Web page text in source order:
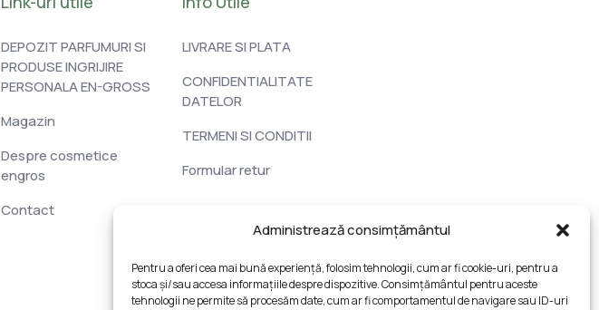
Administrează consimțământul
Pentru a oferi cea mai bună experiență, folosim tehnologii, cum ar fi cookie-uri, pentru a
stoca și/sau accesa informațiile despre dispozitive. Consimțământul pentru aceste
tehnologii ne permite să procesăm date, cum ar fi comportamentul de navigare sau ID-uri
DEPOZIT PARFUMURI SI
PRODUSE INGRIJIRE
PERSONALA EN-GROSS
Magazin
Despre cosmetice
engros
Contact
LIVRARE SI PLATA
CONFIDENTIALITATE
DATELOR
TERMENI SI CONDITII
Formular retur